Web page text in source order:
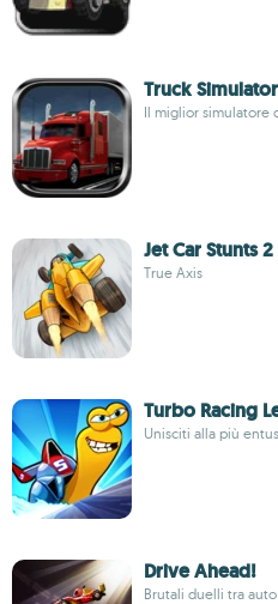
Truck
Il miglior simulatore
Jet Car Stunts 2
True Axis
Turbo Racing
Unisciti alla più
Drive Ahead!
Brutali duelli tra auto